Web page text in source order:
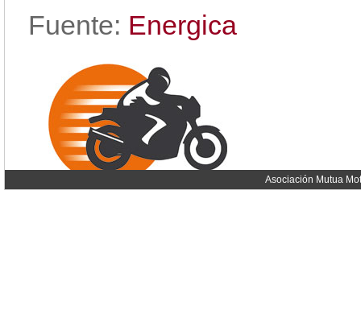
Fuente: Energica
Asociación Mutua